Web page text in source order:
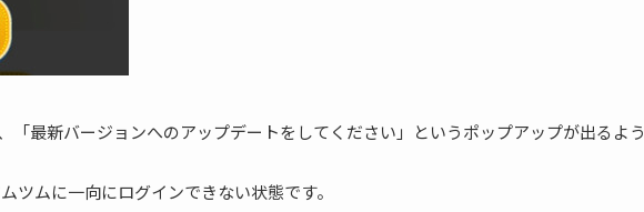
「最新バージョンへのアップデートをしてください」というポップアップが出るよう
ツムに一向にログインできない状態です。